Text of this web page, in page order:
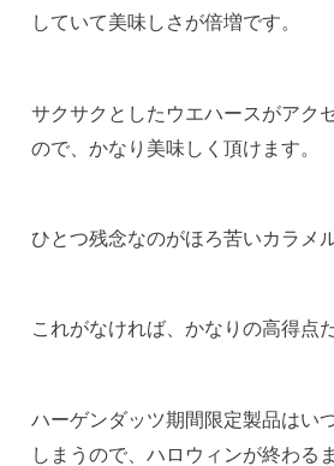
していて美味しさが倍増です。
サクサクとしたウエハースがアク
ので、かなり美味しく頂けます。
ひとつ残念なのがほろ苦いカラメ
これがなければ、かなりの高得点
ハーゲンダッツ期間限定製品はい
しまうので、ハロウィンが終わる